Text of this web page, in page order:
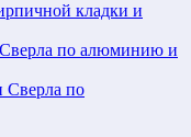
кладки и
Сверла по алюминию и
Сверла по